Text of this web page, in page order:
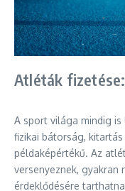
Atléták
A sport világa mindig is
fizikai bátorság,
példaképértékű. Az
versenyeznek, gyakran
érdeklődésére